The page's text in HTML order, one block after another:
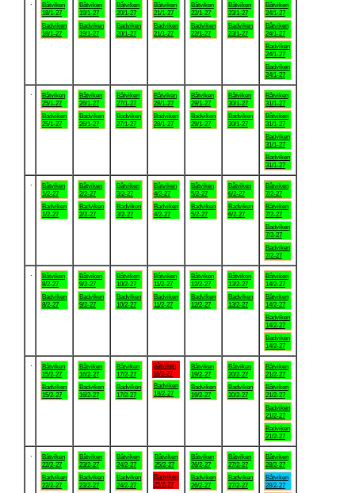
Båtviken
18/1-27
Badviken
18/1-27
Båtviken
19/1-27
Badviken
19/1-27
Båtviken
20/1-27
Badviken
20/1-27
Båtviken
21/1-27
Badviken
21/1-27
Båtviken
22/1-27
Badviken
22/1-27
Båtviken
23/1-27
Badviken
23/1-27
Båtviken
24/1-27
Båtviken
24/1-27
Badviken
24/1-27
Badviken
24/1-27
Båtviken
25/1-27
Badviken
25/1-27
Båtviken
26/1-27
Badviken
26/1-27
Båtviken
27/1-27
Badviken
27/1-27
Båtviken
28/1-27
Badviken
28/1-27
Båtviken
29/1-27
Badviken
29/1-27
Båtviken
30/1-27
Badviken
30/1-27
Båtviken
31/1-27
Båtviken
31/1-27
Badviken
31/1-27
Badviken
31/1-27
Båtviken
1/2-27
Badviken
1/2-27
Båtviken
2/2-27
Badviken
2/2-27
Båtviken
3/2-27
Badviken
3/2-27
Båtviken
4/2-27
Badviken
4/2-27
Båtviken
5/2-27
Badviken
5/2-27
Båtviken
6/2-27
Badviken
6/2-27
Båtviken
7/2-27
Båtviken
7/2-27
Badviken
7/2-27
Badviken
7/2-27
Båtviken
8/2-27
Badviken
8/2-27
Båtviken
9/2-27
Badviken
9/2-27
Båtviken
10/2-27
Badviken
10/2-27
Båtviken
11/2-27
Badviken
11/2-27
Båtviken
12/2-27
Badviken
12/2-27
Båtviken
13/2-27
Badviken
13/2-27
Båtviken
14/2-27
Båtviken
14/2-27
Badviken
14/2-27
Badviken
14/2-27
Båtviken
15/2-27
Badviken
15/2-27
Båtviken
16/2-27
Badviken
16/2-27
Båtviken
17/2-27
Badviken
17/2-27
Båtviken
18/2-27
Badviken
18/2-27
Båtviken
19/2-27
Badviken
19/2-27
Båtviken
20/2-27
Badviken
20/2-27
Båtviken
21/2-27
Båtviken
21/2-27
Badviken
21/2-27
Badviken
21/2-27
Båtviken
22/2-27
Badviken
22/2-27
Båtviken
23/2-27
Badviken
23/2-27
Båtviken
24/2-27
Badviken
24/2-27
Båtviken
25/2-27
Badviken
25/2-27
Båtviken
26/2-27
Badviken
26/2-27
Båtviken
27/2-27
Badviken
27/2-27
Båtviken
28/2-27
Båtviken
28/2-27